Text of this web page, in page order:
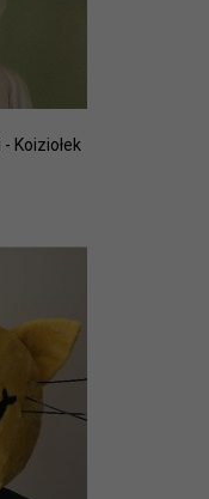
Koiziołek